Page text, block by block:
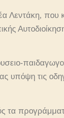
Λεντάκη, που
υπόψη τις
τα